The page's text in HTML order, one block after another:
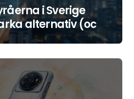
i Sverige
alternativ (och
rätt)